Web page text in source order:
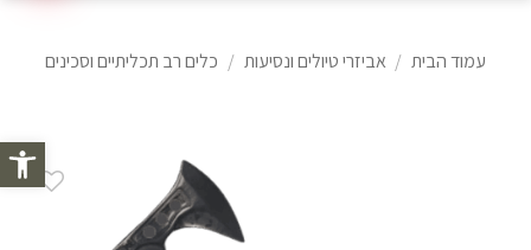
פתח
עמוד הבית / אביזרי טיולים ונסיעות / כלים רב תכליתיים וסכינים